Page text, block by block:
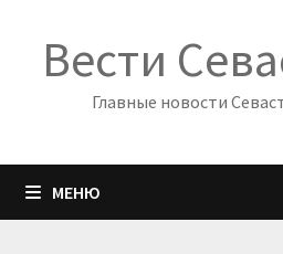
содержимому
Вести
Главные новости
МЕНЮ